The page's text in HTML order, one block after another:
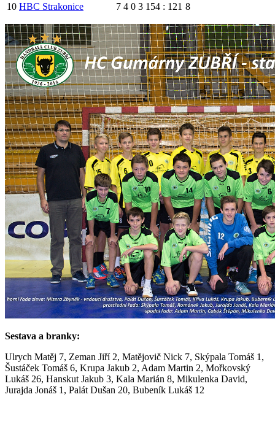
10 HBC Strakonice 7 4 0 3 154 : 121 8
Sestava a branky:
Ulrych Matěj 7, Zeman Jiří 2, Matějovič Nick 7, Skýpala Tomáš 1,
Šustáček Tomáš 6, Krupa Jakub 2, Adam Martin 2, Mořkovský
Lukáš 26, Hanskut Jakub 3, Kala Marián 8, Mikulenka David,
Jurajda Jonáš 1, Palát Dušan 20, Bubeník Lukáš 12